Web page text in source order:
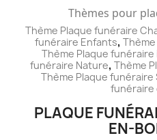
Thèmes pour
Thème Plaque funéraire
funéraire Enfants, Thème
Thème Plaque funéraire
funéraire Nature, Thème
Thème Plaque funéraire
funéraire
PLAQUE
EN-